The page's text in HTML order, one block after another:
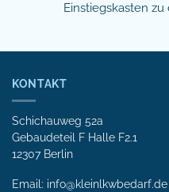
Einstiegskasten
KONTAKT
Schichauweg 52a
Gebaudeteil F Halle F2.1
12307 Berlin
Email: info@kleinlkwbedarf.de